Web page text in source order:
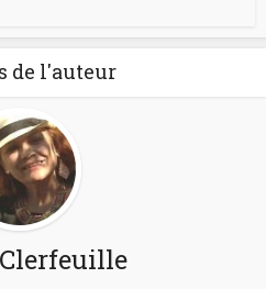
de l'auteur